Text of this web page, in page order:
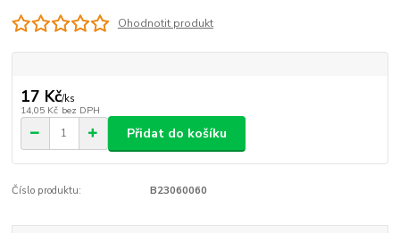
Ohodnotit produkt
17 Kč/ks
14,05 Kč bez DPH
Přidat do košíku
Číslo produktu: B23060060